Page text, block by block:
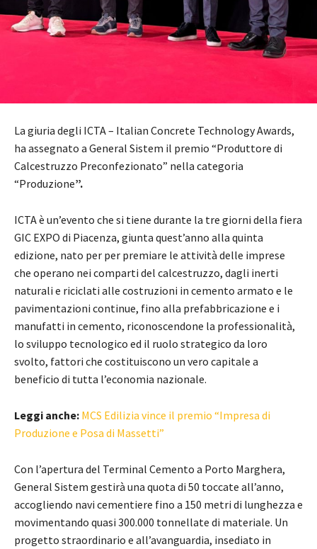
La giuria degli ICTA – Italian Concrete Technology Awards,
ha assegnato a General Sistem il premio “Produttore di
Calcestruzzo Preconfezionato” nella categoria
“Produzione”.
ICTA è un’evento che si tiene durante la tre giorni della fiera
GIC EXPO di Piacenza, giunta quest’anno alla quinta
edizione, nato per per premiare le attività delle imprese
che operano nei comparti del calcestruzzo, dagli inerti
naturali e riciclati alle costruzioni in cemento armato e le
pavimentazioni continue, fino alla prefabbricazione e i
manufatti in cemento, riconoscendone la professionalità,
lo sviluppo tecnologico ed il ruolo strategico da loro
svolto, fattori che costituiscono un vero capitale a
beneficio di tutta l’economia nazionale.
Leggi anche: MCS Edilizia vince il premio “Impresa di
Produzione e Posa di Massetti”
Con l’apertura del Terminal Cemento a Porto Marghera,
General Sistem gestirà una quota di 50 toccate all’anno,
accogliendo navi cementiere fino a 150 metri di lunghezza e
movimentando quasi 300.000 tonnellate di materiale. Un
progetto straordinario e all’avanguardia, insediato in